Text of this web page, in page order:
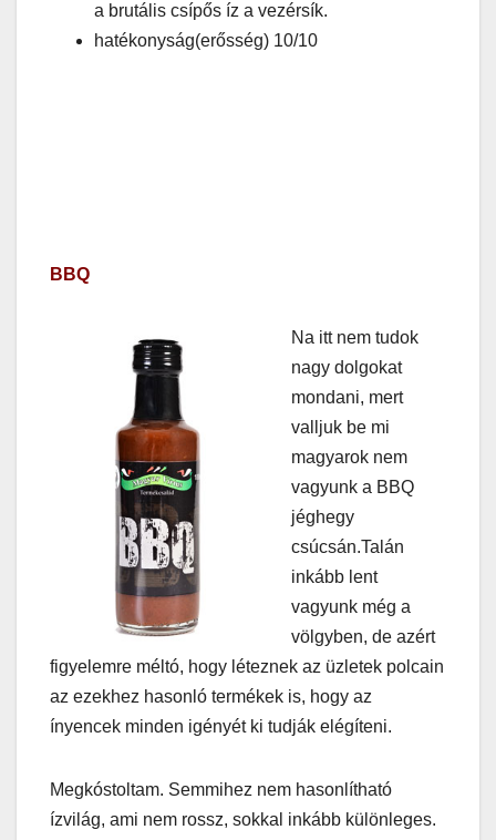
a brutális csípős íz a vezérsík.
hatékonyság(erősség) 10/10
BBQ
Na itt nem tudok
nagy dolgokat
mondani, mert
valljuk be mi
magyarok nem
vagyunk a BBQ
jéghegy
csúcsán.Talán
inkább lent
vagyunk még a
völgyben, de azért
figyelemre méltó, hogy léteznek az üzletek polcain
az ezekhez hasonló termékek is, hogy az
ínyencek minden igényét ki tudják elégíteni.
Megkóstoltam. Semmihez nem hasonlítható
ízvilág, ami nem rossz, sokkal inkább különleges.